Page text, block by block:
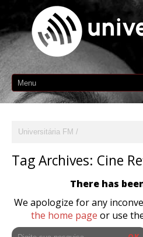
Universitária FM
Tag Archives: Cine
There has
We apologize for any
the home page or use